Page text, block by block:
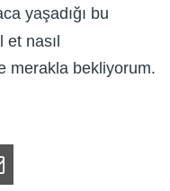
yaşadığı bu
et nasıl
merakla bekliyorum.